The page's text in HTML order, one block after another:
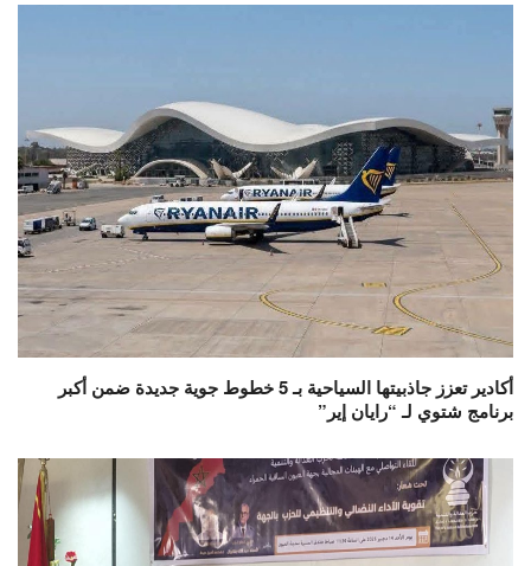
أكادير تعزز جاذبيتها السياحية بـ 5 خطوط جوية جديدة ضمن أكبر
برنامج شتوي لـ “رايان إير”